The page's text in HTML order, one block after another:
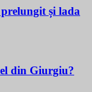
prelungit și lada
din Giurgiu?